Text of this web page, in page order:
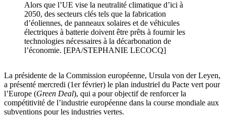
Alors que l’UE vise la neutralité climatique d’ici à
2050, des secteurs clés tels que la fabrication
d’éoliennes, de panneaux solaires et de véhicules
électriques à batterie doivent être prêts à fournir les
technologies nécessaires à la décarbonation de
l’économie. [EPA/STEPHANIE LECOCQ]
La présidente de la Commission européenne, Ursula von der Leyen,
a présenté mercredi (1er février) le plan industriel du Pacte vert pour
l’Europe (Green Deal), qui a pour objectif de renforcer la
compétitivité de l’industrie européenne dans la course mondiale aux
subventions pour les industries vertes.